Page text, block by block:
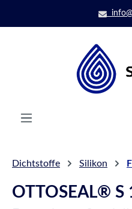
Zum Hauptinhalt springen
Dichtstoffe Silikon
OTTOSEAL® S